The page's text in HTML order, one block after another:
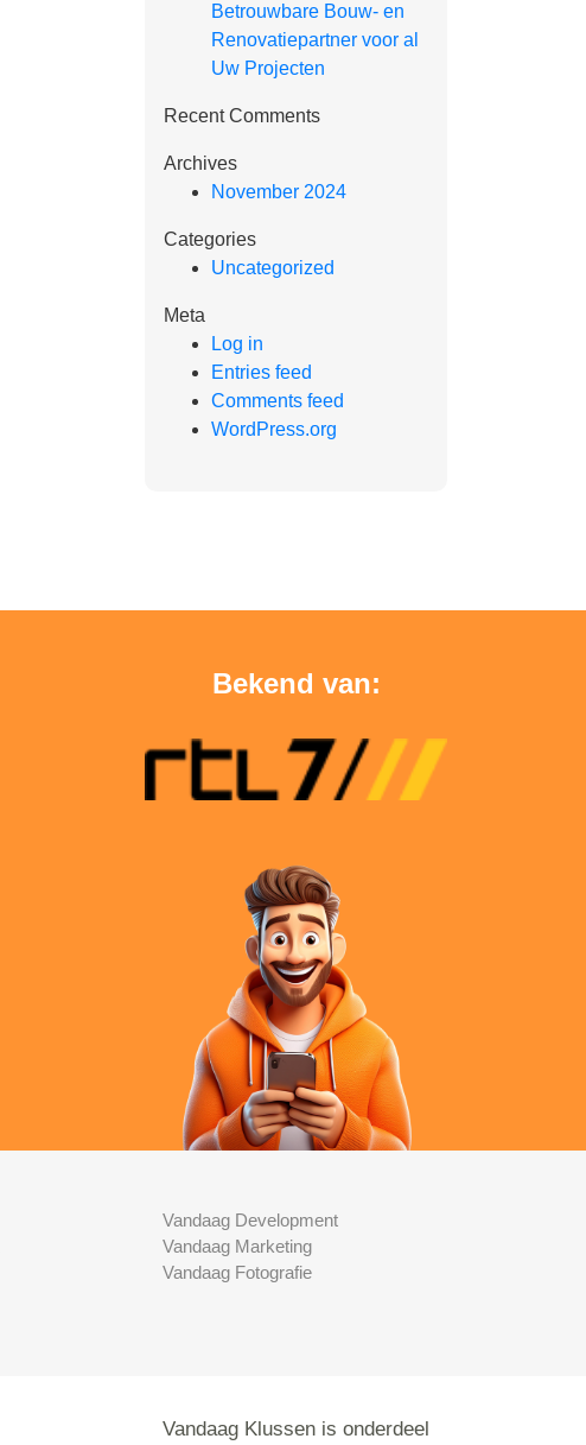
Betrouwbare Bouw- en
Renovatiepartner voor al
Uw Projecten
Recent Comments
Archives
November 2024
Categories
Uncategorized
Meta
Log in
Entries feed
Comments feed
WordPress.org
Bekend van:
Vandaag Development
Vandaag Marketing
Vandaag Fotografie
Vandaag Klussen is onderdeel